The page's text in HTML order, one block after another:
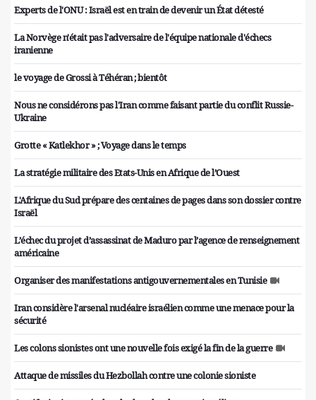
Experts de l'ONU : Israël est en train de devenir un État détesté
La Norvège n'était pas l'adversaire de l'équipe nationale d'échecs
iranienne
le voyage de Grossi à Téhéran ; bientôt
Nous ne considérons pas l'Iran comme faisant partie du conflit Russie-
Ukraine
Grotte « Katlekhor » ; Voyage dans le temps
La stratégie militaire des Etats-Unis en Afrique de l’Ouest
L'Afrique du Sud prépare des centaines de pages dans son dossier contre
Israël
L’échec du projet d’assassinat de Maduro par l’agence de renseignement
américaine
Organiser des manifestations antigouvernementales en Tunisie
Iran considère l'arsenal nucléaire israélien comme une menace pour la
sécurité
Les colons sionistes ont une nouvelle fois exigé la fin de la guerre
Attaque de missiles du Hezbollah contre une colonie sioniste